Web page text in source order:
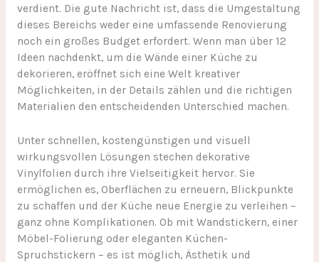
verdient. Die gute Nachricht ist, dass die Umgestaltung
dieses Bereichs weder eine umfassende Renovierung
noch ein großes Budget erfordert. Wenn man über 12
Ideen nachdenkt, um die Wände einer Küche zu
dekorieren, eröffnet sich eine Welt kreativer
Möglichkeiten, in der Details zählen und die richtigen
Materialien den entscheidenden Unterschied machen.
Unter schnellen, kostengünstigen und visuell
wirkungsvollen Lösungen stechen dekorative
Vinylfolien durch ihre Vielseitigkeit hervor. Sie
ermöglichen es, Oberflächen zu erneuern, Blickpunkte
zu schaffen und der Küche neue Energie zu verleihen –
ganz ohne Komplikationen. Ob mit Wandstickern, einer
Möbel-Folierung oder eleganten Küchen-
Spruchstickern – es ist möglich, Ästhetik und